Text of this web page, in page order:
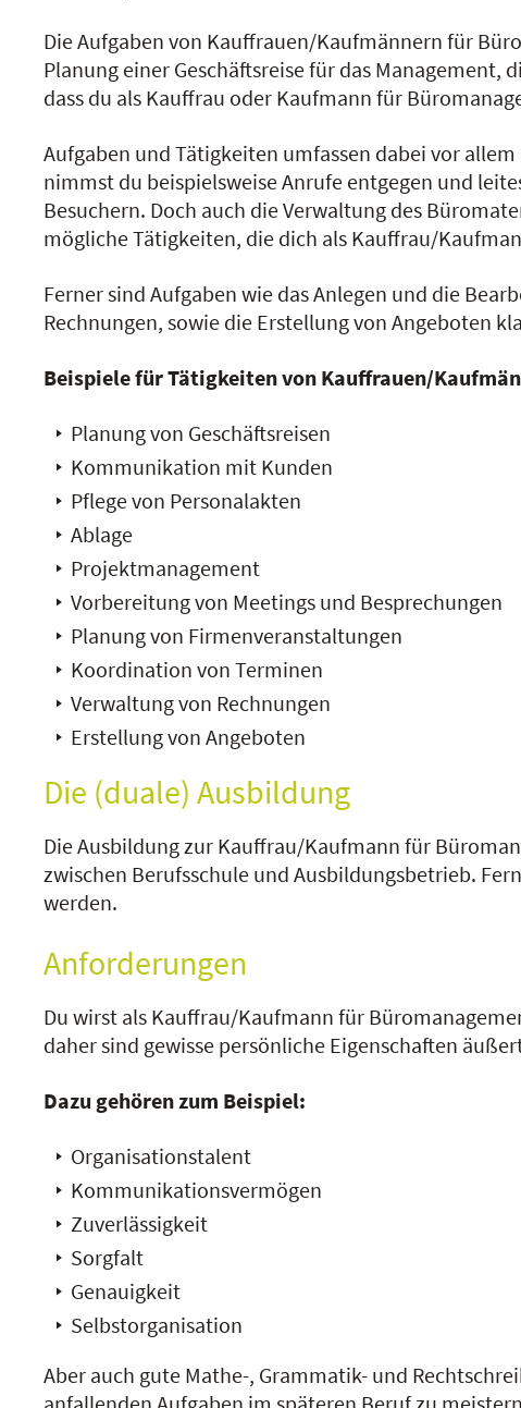
Die Aufgaben von Kauffrauen/Kaufmännern für
Planung einer Geschäftsreise für das
dass du als Kauffrau oder Kaufmann für
Aufgaben und Tätigkeiten umfassen dabei vor
nimmst du beispielsweise Anrufe entgegen und
Besuchern. Doch auch die Verwaltung des
mögliche Tätigkeiten, die dich als Kauffrau/
Ferner sind Aufgaben wie das Anlegen und die
Rechnungen, sowie die Erstellung von Angeboten
Beispiele für Tätigkeiten von Kauffrauen/
Planung von Geschäftsreisen
Kommunikation mit Kunden
Pflege von Personalakten
Ablage
Projektmanagement
Vorbereitung von Meetings und Besprechungen
Planung von Firmenveranstaltungen
Koordination von Terminen
Verwaltung von Rechnungen
Erstellung von Angeboten
Die (duale) Ausbildung
Die Ausbildung zur Kauffrau/Kaufmann für
zwischen Berufsschule und Ausbildungsbetrieb.
werden.
Anforderungen
Du wirst als Kauffrau/Kaufmann für
daher sind gewisse persönliche Eigenschaften
Dazu gehören zum Beispiel:
Organisationstalent
Kommunikationsvermögen
Zuverlässigkeit
Sorgfalt
Genauigkeit
Selbstorganisation
Aber auch gute Mathe-, Grammatik- und